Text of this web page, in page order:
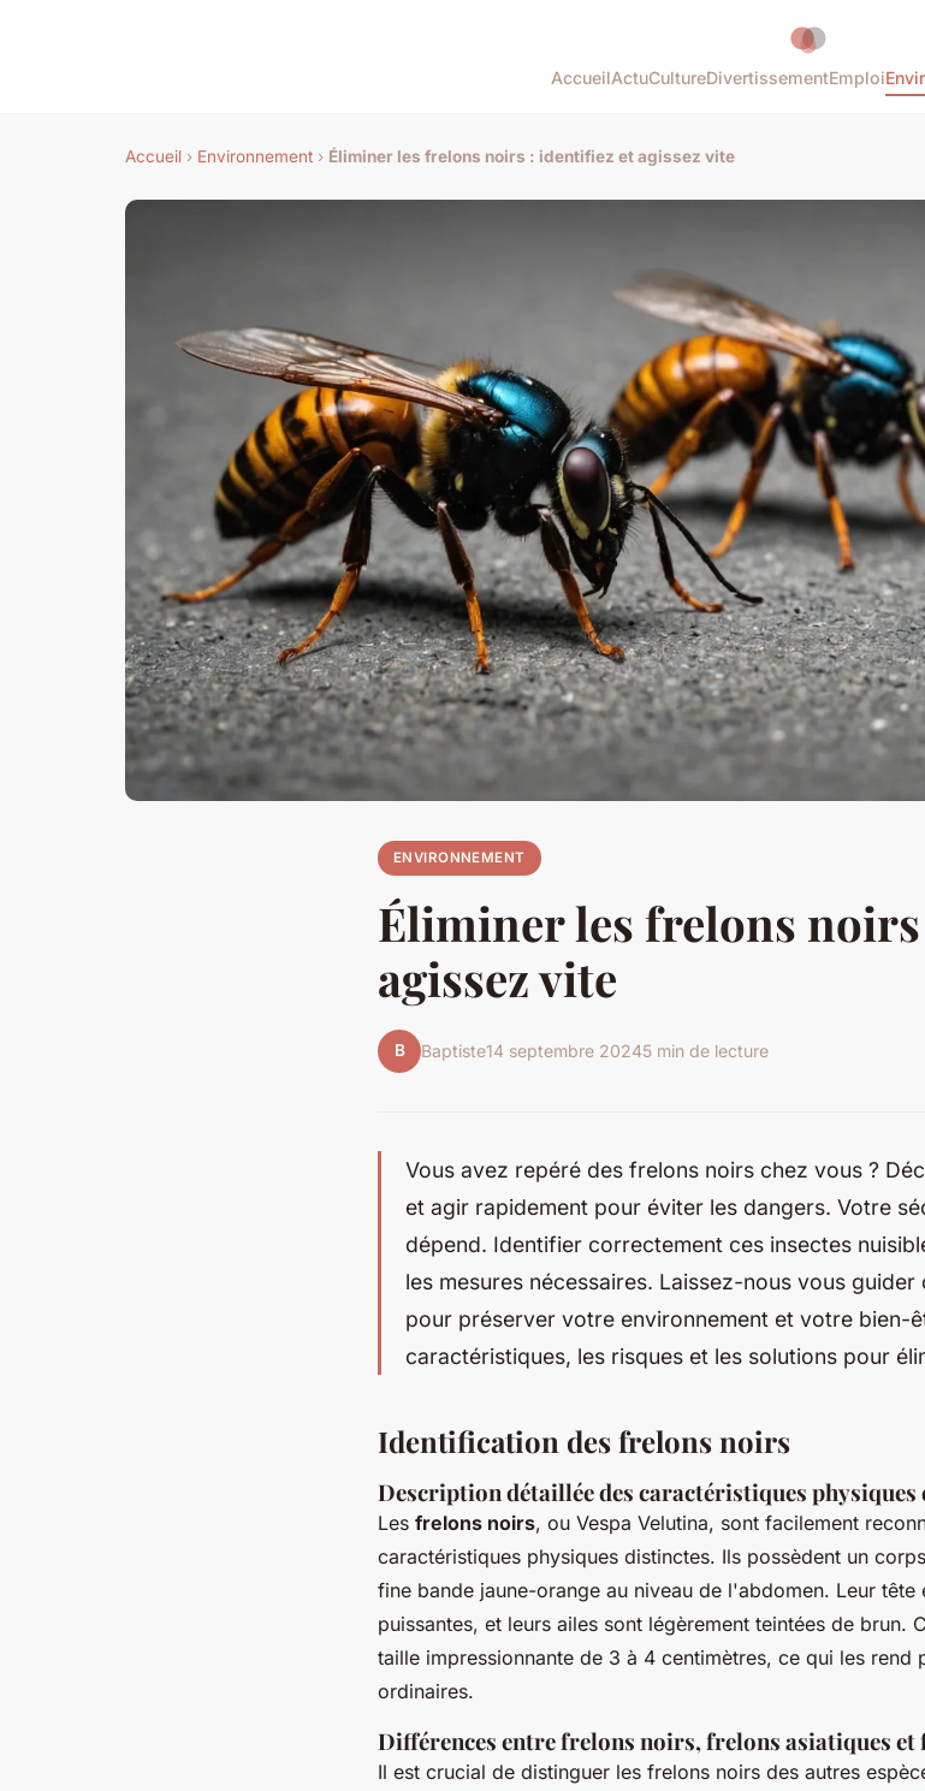
AccueilActuCultureDivertissementEmploi
Accueil › Environnement › Éliminer les frelons noirs : identifiez et agissez vite
ENVIRONNEMENT
Éliminer les frelons
agissez vite
B Baptiste14 septembre 20245 min de lecture
Vous avez repéré des frelons noirs chez vous ?
et agir rapidement pour éviter les dangers. Votre
dépend. Identifier correctement ces insectes
les mesures nécessaires. Laissez-nous vous
pour préserver votre environnement et votre bien-
caractéristiques, les risques et les solutions pour
Identification des frelons noirs
Description détaillée des caractéristiques
Les frelons noirs, ou Vespa Velutina, sont facilement
caractéristiques physiques distinctes. Ils possèdent un
fine bande jaune-orange au niveau de l'abdomen. Leur
puissantes, et leurs ailes sont légèrement teintées de brun.
taille impressionnante de 3 à 4 centimètres, ce qui les rend
ordinaires.
Différences entre frelons noirs, frelons asiatiques et
Il est crucial de distinguer les frelons noirs des autres